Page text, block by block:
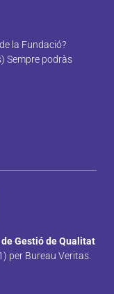
la Fundació?
Sempre podràs
Gestió de Qualitat
per Bureau Veritas.